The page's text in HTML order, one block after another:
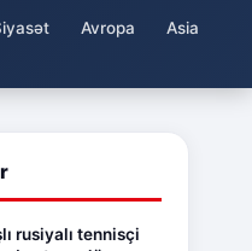
Avropa Asia
rusiyalı tennisçi